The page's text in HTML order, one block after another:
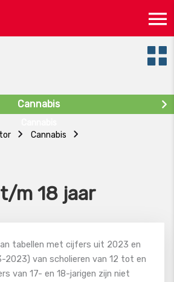
Cannabis
Cannabis
m 18 jaar
tabellen met cijfers uit 2023 en
2023) van scholieren van 12 tot en
van 17- en 18-jarigen zijn niet